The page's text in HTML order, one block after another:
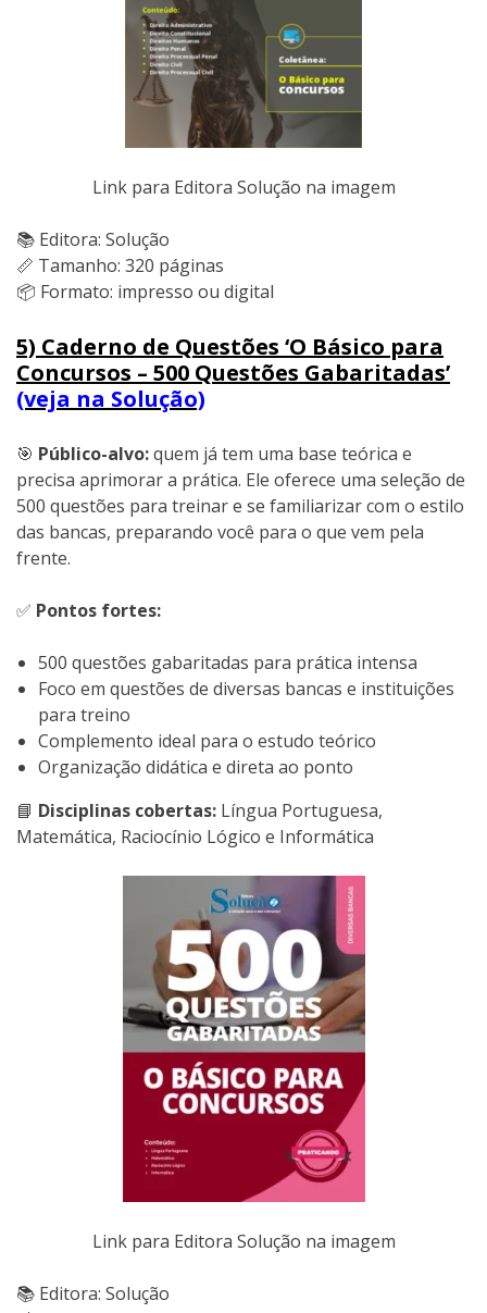
Link para Editora Solução na imagem
📚 Editora: Solução
📏 Tamanho: 320 páginas
📦 Formato: impresso ou digital
5) Caderno de Questões ‘O Básico para
Concursos – 500 Questões Gabaritadas’
(veja na Solução)
🎯 Público-alvo:quem já tem uma base teórica e
precisa aprimorar a prática. Ele oferece uma seleção de
500 questões para treinar e se familiarizar com o estilo
das bancas, preparando você para o que vem pela
frente.
✅ Pontos fortes:
500 questões gabaritadas para prática intensa
Foco em questões de diversas bancas e instituições
para treino
Complemento ideal para o estudo teórico
Organização didática e direta ao ponto
📘 Disciplinas cobertas: Língua Portuguesa,
Matemática, Raciocínio Lógico e Informática
Link para Editora Solução na imagem
📚 Editora: Solução